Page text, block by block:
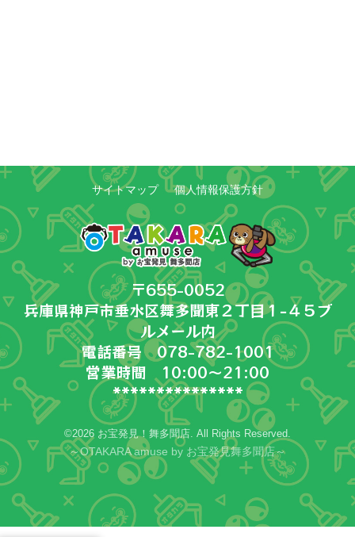
サイトマップ 個人情報保護方針
〒655-0052
兵庫県神戸市垂水区舞多聞東２丁目１−４５ブ
ルメール内
電話番号 078-782-1001
営業時間 10:00～21:00
***************
©2026 お宝発見！舞多聞店. All Rights Reserved.
～OTAKARA amuse by お宝発見舞多聞店～